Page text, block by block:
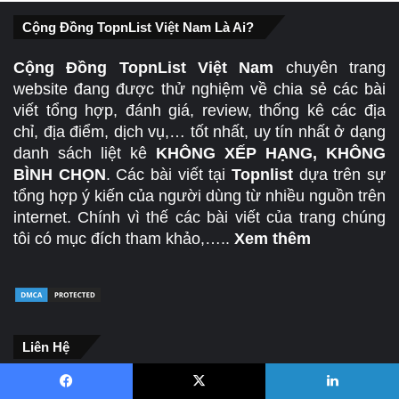
Cộng Đồng TopnList Việt Nam Là Ai?
Cộng Đồng TopnList Việt Nam chuyên trang
website đang được thử nghiệm về chia sẻ các bài
viết tổng hợp, đánh giá, review, thống kê các địa
chỉ, địa điểm, dịch vụ,… tốt nhất, uy tín nhất ở dạng
danh sách liệt kê KHÔNG XẾP HẠNG, KHÔNG
BÌNH CHỌN. Các bài viết tạiTopnlist dựa trên sự
tổng hợp ý kiến của người dùng từ nhiều nguồn trên
internet. Chính vì thế các bài viết của trang chúng
tôi có mục đích tham khảo,….. Xem thêm
Liên Hệ
+ Địa chỉ: